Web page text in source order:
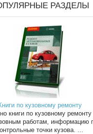
РАЗДЕЛЫ
по кузовному ремонту
книги по кузовному ремонту
работам, информацию
точки кузова. ...